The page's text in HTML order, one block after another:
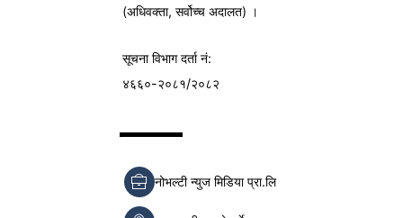
(अधिवक्ता, सर्वोच्च अदालत) ।
सूचना विभागदर्ता नं:
४६६०-२०८१/२०८२
नोभल्टी न्युज मिडिया प्रा.लि